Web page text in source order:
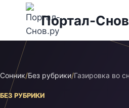
Перейти
содержимому
Портал-
Сонник/Без рубрики/Газировка во
БЕЗ РУБРИКИ